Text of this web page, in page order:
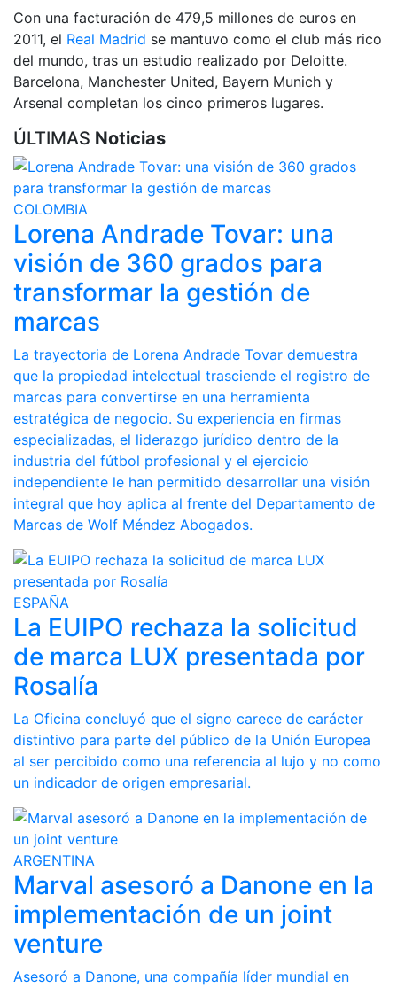
Con una facturación de 479,5 millones de euros en
2011, el Real Madrid se mantuvo como el club más rico
del mundo, tras un estudio realizado por Deloitte.
Barcelona, Manchester United, Bayern Munich y
Arsenal completan los cinco primeros lugares.
ÚLTIMAS Noticias
COLOMBIA
Lorena Andrade Tovar: una
visión de 360 grados para
transformar la gestión de
marcas
La trayectoria de Lorena Andrade Tovar demuestra
que la propiedad intelectual trasciende el registro de
marcas para convertirse en una herramienta
estratégica de negocio. Su experiencia en firmas
especializadas, el liderazgo jurídico dentro de la
industria del fútbol profesional y el ejercicio
independiente le han permitido desarrollar una visión
integral que hoy aplica al frente del Departamento de
Marcas de Wolf Méndez Abogados.
ESPAÑA
La EUIPO rechaza la solicitud
de marca LUX presentada por
Rosalía
La Oficina concluyó que el signo carece de carácter
distintivo para parte del público de la Unión Europea
al ser percibido como una referencia al lujo y no como
un indicador de origen empresarial.
ARGENTINA
Marval asesoró a Danone en la
implementación de un joint
venture
Asesoró a Danone, una compañía líder mundial en